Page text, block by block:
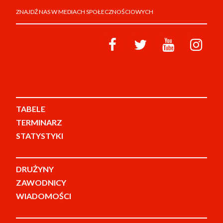
ZNAJDŹ NAS W MEDIACH SPOŁECZNOŚCIOWYCH
TABELE
TERMINARZ
STATYSTYKI
DRUŻYNY
ZAWODNICY
WIADOMOŚCI